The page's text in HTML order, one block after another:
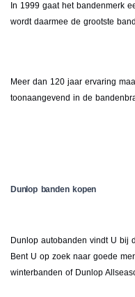
In 1999 gaat het bandenmerk
wordt daarmee de grootste
Meer dan 120 jaar ervaring
toonaangevend in de
Dunlop banden kopen
Dunlop autobanden vindt U bij
Bent U op zoek naar goede
winterbanden of Dunlop